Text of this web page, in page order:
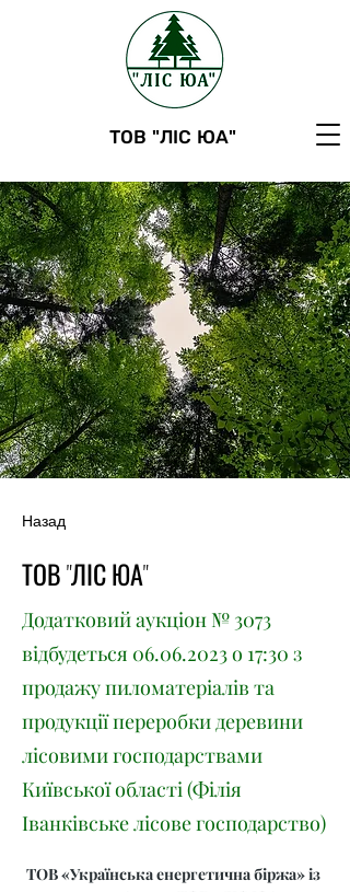
ТОВ "ЛІС ЮА"
Назад
ТОВ "ЛІС ЮА"
Додатковий аукціон № 3073
відбудеться 06.06.2023о 17:30 з
продажу пиломатеріалів та
продукції переробки деревини
лісовими господарствами
Київської області (Філія
Іванківське лісове господарство)
ТОВ «Українська енергетична біржа» із